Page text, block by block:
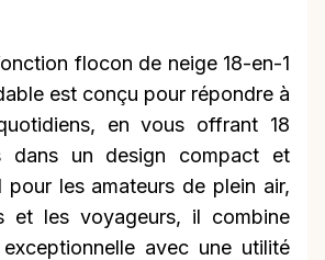
flocon de neige 18-en-1
est conçu pour répondre à
en vous offrant 18
dans un design compact et
pour les amateurs de plein air,
et les voyageurs, il combine
avec une utilité